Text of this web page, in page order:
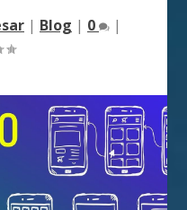
| Blog | 0 |